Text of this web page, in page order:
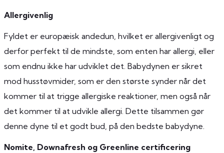
Allergivenlig
Fyldet er europæisk andedun, hvilket er allergivenligt og
derfor perfekt til de mindste, som enten har allergi, eller
som endnu ikke har udviklet det. Babydynen er sikret
mod husstøvmider, som er den største synder når det
kommer til at trigge allergiske reaktioner, men også når
det kommer til at udvikle allergi. Dette tilsammen gør
denne dyne til et godt bud, på den bedste babydyne.
Nomite, Downafresh og Greenline certificering